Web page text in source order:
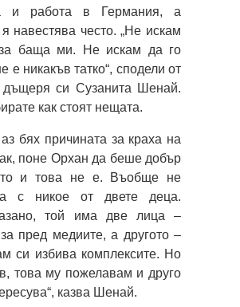
и работа в Германия, а
навестява често. „Не искам
баща ми. Не искам да го
е никакъв татко“, сподели от
дъщеря си Сузанита Шенай.
как стоят нещата.
бях причината за краха на
поне Орхан да беше добър
и това не е. Въобще не
с никое от двете деца.
той има две лица –
пред медиите, а другото –
си избива комплексите. Но
това му пожелавам и друго
казва Шенай.